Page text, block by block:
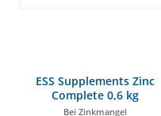
ESS Supplements Zinc
Complete 0,6 kg
Bei Zinkmangel